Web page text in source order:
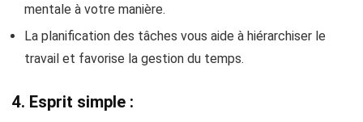
mentale à votre manière.
La planification des tâches vous aide à hiérarchiser le
travail et favorise la gestion du temps.
4. Esprit simple :